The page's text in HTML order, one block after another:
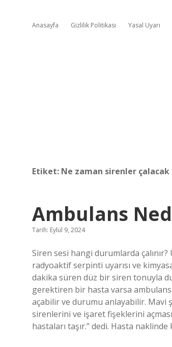
Anasayfa Gizlilik Politikası Yasal Uyarı
Etiket: Ne zaman sirenler çalacak
Ambulans
Tarih: Eylül 9, 2024
Siren sesi hangi durumlarda çalınır?
radyoaktif serpinti uyarısı ve
dakika süren düz bir siren tonuyla
gerektiren bir hasta varsa
açabilir ve durumu anlayabilir. Mavi
sirenlerini ve işaret fişeklerini
hastaları taşır.” dedi. Hasta naklinde